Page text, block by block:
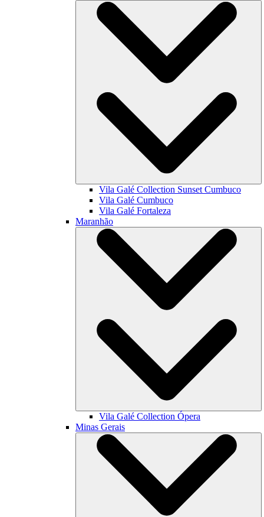
Vila Galé Collection Sunset Cumbuco
Vila Galé Cumbuco
Vila Galé Fortaleza
Maranhão
Vila Galé Collection Ópera
Minas Gerais